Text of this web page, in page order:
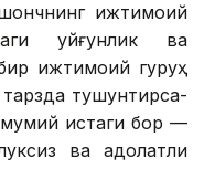
ижтимоий
уйғунлик ва
ижтимоий гуруҳ
тушунтирса-
истаги бор —
ва адолатли